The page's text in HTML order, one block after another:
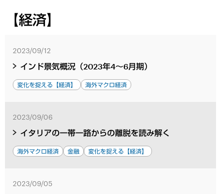
【経済】
2023/09/12
インド景気概況（2023年4～6月期）
変化を捉える【経済】 海外マクロ経済
2023/09/06
イタリアの一帯一路からの離脱を読み解く
海外マクロ経済 金融 変化を捉える【経済】
2023/09/05